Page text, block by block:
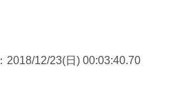
：2018/12/23(日) 00:03:40.70